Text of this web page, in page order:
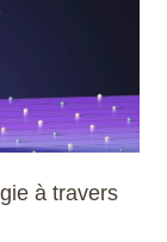
à travers